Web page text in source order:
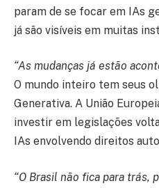
param de se focar em IAs
já são visíveis em muitas
“As mudanças já estão
O mundo inteiro tem seus
Generativa. A União
investir em legislações
IAs envolvendo direitos
“O Brasil não fica para trás,